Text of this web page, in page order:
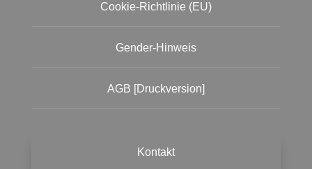
Cookie-Richtlinie (EU)
Gender-Hinweis
AGB [Druckversion]
Kontakt